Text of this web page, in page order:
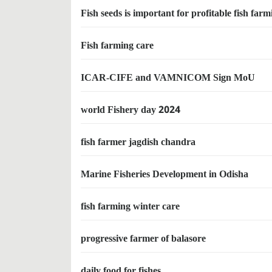
Fish seeds is important for profitable fish
Fish farming care
ICAR-CIFE and VAMNICOM Sign MoU
world Fishery day 2024
fish farmer jagdish chandra
Marine Fisheries Development in Odisha
fish farming winter care
progressive farmer of balasore